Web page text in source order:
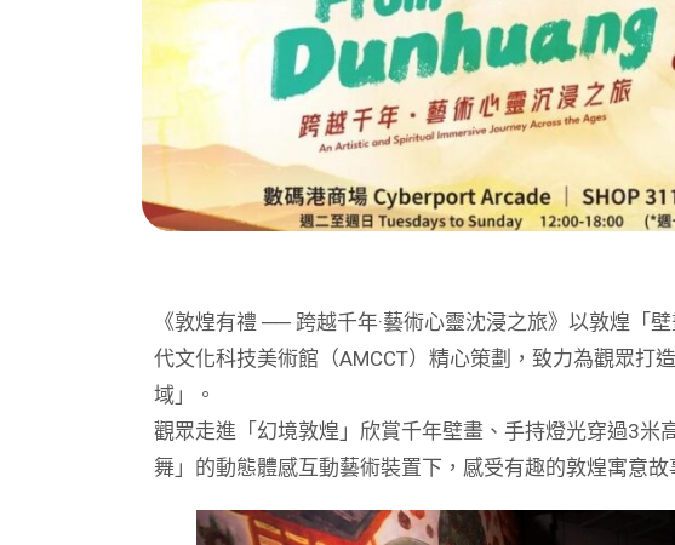
《敦煌有禮 ── 跨越千年·藝術心靈沈浸之旅》以敦煌「
代文化科技美術館（AMCCT）精心策劃，致力為觀眾打
域」。
觀眾走進「幻境敦煌」欣賞千年壁畫、手持燈光穿過3米
舞」的動態體感互動藝術裝置下，感受有趣的敦煌寓意故